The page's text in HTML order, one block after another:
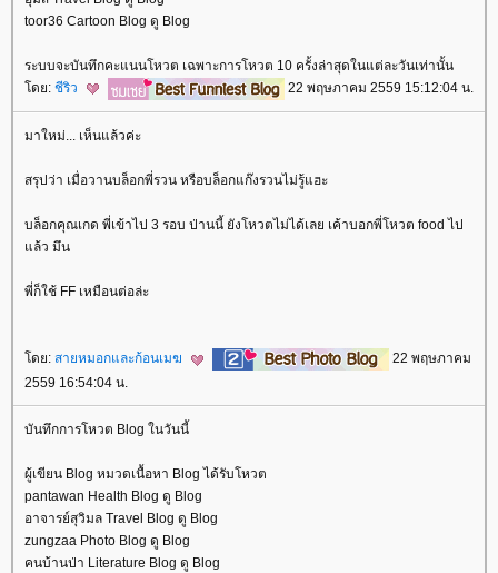
toor36 Cartoon Blog ดู Blog
ระบบจะบันทึกคะแนนโหวต เฉพาะการโหวต 10 ครั้งล่าสุดในแต่ละวันเท่านั้น
ดย: ชีริว 22 พฤษภาคม 2559 15:12:04 น.
มาใหม่... เห็นแล้วค่ะ
สรุปว่า เมื่อวานบล็อกพี่รวน หรือบล็อกแก๊งรวนไม่รู้แฮะ
บล็อกคุณเกด พี่เข้าไป 3 รอบ ป่านนี้ ยังโหวตไม่ได้เลย เค้าบอกพี่โหวต food ไป
ล้ว มึน
พี่ก็ใช้ FF เหมือนต่อล่ะ
ดย: สายหมอกและก้อนเมฆ
22 พฤษภาคม
2559 16:54:04 น.
บันทึกการโหวต Blog ในวันนี้
ผู้เขียน Blog หมวดเนื้อหา Blog ได้รับโหวต
pantawan Health Blog ดู Blog
อาจารย์สุวิมล Travel Blog ดู Blog
zungzaa Photo Blog ดู Blog
คนบ้านป่า Literature Blog ดู Blog